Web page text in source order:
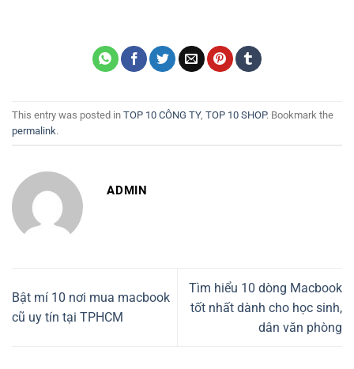
This entry was posted in TOP 10 CÔNG TY, TOP 10 SHOP. Bookmark the
permalink.
ADMIN
Bật mí 10 nơi mua macbook
cũ uy tín tại TPHCM
Tìm hiểu 10 dòng Macbook
tốt nhất dành cho học sinh,
dân văn phòng